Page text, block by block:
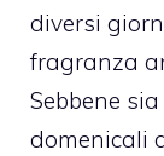
diversi
fragranza
Sebbene
domenicali